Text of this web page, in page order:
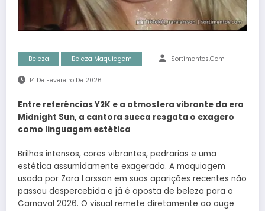
Beleza Beleza Maquiagem Sortimentos.com
14 De Fevereiro De 2026
Entre referências Y2K e a atmosfera vibrante da era
Midnight Sun, a cantora sueca resgata o exagero
como linguagem estética
Brilhos intensos, cores vibrantes, pedrarias e uma
estética assumidamente exagerada. A maquiagem
usada por Zara Larsson em suas aparições recentes não
passou despercebida e já é aposta de beleza para o
Carnaval 2026. O visual remete diretamente ao auge